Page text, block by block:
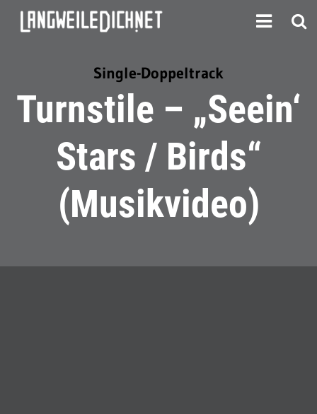
Single-Doppeltrack
Turnstile – „Seein‘
Stars / Birds“
(Musikvideo)